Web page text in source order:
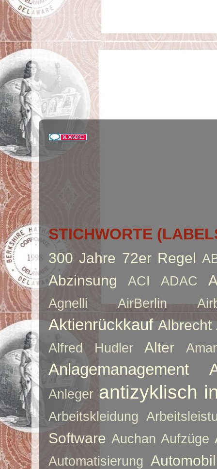
STICHWORTE
300 Jahre 72er Regel
Abzinsung ACI ADAC
Agnelli AirBerlin
Aktienrückkauf Albrecht
Alfred Hudler Alter
Anlagemanagement
Anleger antizyklisch
Arbeitskleidung
Software Auchan Aufzüge
Automatisierung